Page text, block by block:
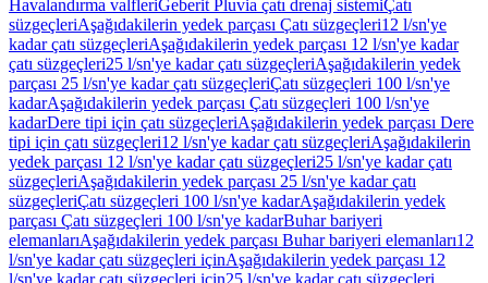
Havalandırma valfleriGeberit Pluvia çatı drenaj sistemiÇatı
süzgeçleriAşağıdakilerin yedek parçası Çatı süzgeçleri12 l/sn'ye
kadar çatı süzgeçleriAşağıdakilerin yedek parçası 12 l/sn'ye kadar
çatı süzgeçleri25 l/sn'ye kadar çatı süzgeçleriAşağıdakilerin yedek
parçası 25 l/sn'ye kadar çatı süzgeçleriÇatı süzgeçleri 100 l/sn'ye
kadarAşağıdakilerin yedek parçası Çatı süzgeçleri 100 l/sn'ye
kadarDere tipi için çatı süzgeçleriAşağıdakilerin yedek parçası Dere
tipi için çatı süzgeçleri12 l/sn'ye kadar çatı süzgeçleriAşağıdakilerin
yedek parçası 12 l/sn'ye kadar çatı süzgeçleri25 l/sn'ye kadar çatı
süzgeçleriAşağıdakilerin yedek parçası 25 l/sn'ye kadar çatı
süzgeçleriÇatı süzgeçleri 100 l/sn'ye kadarAşağıdakilerin yedek
parçası Çatı süzgeçleri 100 l/sn'ye kadarBuhar bariyeri
elemanlarıAşağıdakilerin yedek parçası Buhar bariyeri elemanları12
l/sn'ye kadar çatı süzgeçleri içinAşağıdakilerin yedek parçası 12
l/sn'ye kadar çatı süzgeçleri için25 l/sn'ye kadar çatı süzgeçleri